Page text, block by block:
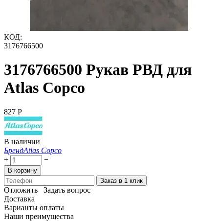
КОД:
3176766500
3176766500 Рукав РВД для
Atlas Copco
‍827‍ Р
В наличии
БрендAtlas Copco
+
−
В корзину
Заказ в 1 клик
Отложить
Задать вопрос
Доставка
Варианты оплаты
Наши преимущества